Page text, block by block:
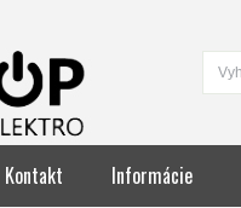
Kontakt Informácie